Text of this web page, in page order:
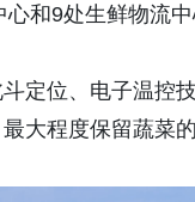
和9处生鲜物流
定位、电子温控
大程度保留蔬菜